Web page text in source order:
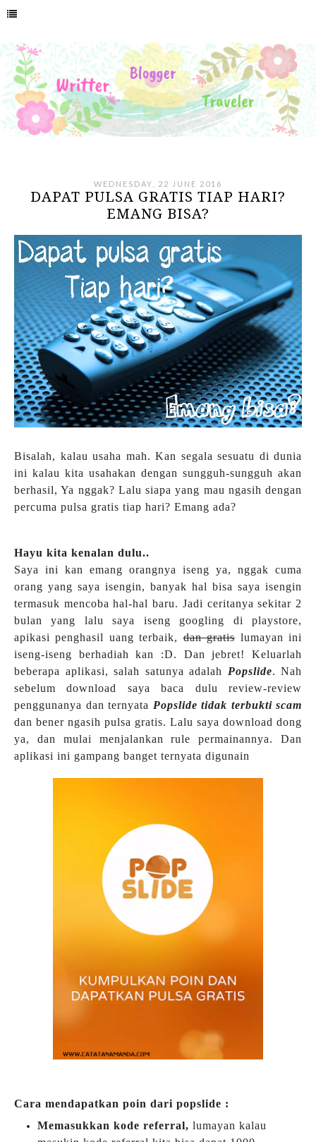
WEDNESDAY, 22 JUNE 2016
DAPAT PULSA GRATIS TIAP HARI?
EMANG BISA?
Bisalah, kalau usaha mah. Kan segala sesuatu di dunia
ini kalau kita usahakan dengan sungguh-sungguh akan
berhasil, Ya nggak? Lalu siapa yang mau ngasih dengan
percuma pulsa gratis tiap hari? Emang ada?
Hayu kita kenalan dulu..
Saya ini kan emang orangnya iseng ya, nggak cuma
orang yang saya isengin, banyak hal bisa saya isengin
termasuk mencoba hal-hal baru. Jadi ceritanya sekitar 2
bulan yang lalu saya iseng googling di playstore,
apikasi penghasil uang terbaik,dan gratislumayan ini
iseng-iseng berhadiah kan :D. Dan jebret! Keluarlah
beberapa aplikasi, salah satunya adalah Popslide. Nah
sebelum download saya baca dulu review-review
penggunanya dan ternyata Popslide tidak terbukti scam
dan bener ngasih pulsa gratis. Lalu saya download dong
ya, dan mulai menjalankan rule permainannya. Dan
aplikasi ini gampang banget ternyata digunain
Cara mendapatkan poin dari popslide :
Memasukkan kode referral, lumayan kalau